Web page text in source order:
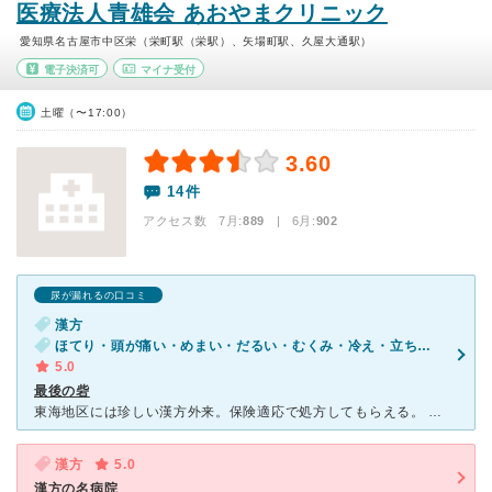
医療法人青雄会 あおやまクリニック
愛知県名古屋市中区栄（栄町駅（栄駅）、矢場町駅、久屋大通駅）
電子決済可 マイナ受付
土曜（〜17:00）
3.60
14件
アクセス数 7月:889 | 6月:902
尿が漏れるの口コミ
漢方
ほてり・頭が痛い・めまい・だるい・むくみ・冷え・立ちくらみ・動悸・息切れ・咳（セキ）・胸やけ・胃もたれ・吐き気・嘔吐・食欲不振・皮膚の発疹・かゆみ・耳鳴り・おしっこの回数・尿の量が多い・尿が漏れる・便秘・慢性の下痢
5.0
最後の砦
東海地区には珍しい漢方外来。保険適応で処方してもらえる。 とても人気で待ち時間も長いがそれでもここでないといけない患者が多い。 実際に、どこの総合病院でも原因不明の体調不良や、完治しない不快が治っ
漢方
5.0
漢方の名病院